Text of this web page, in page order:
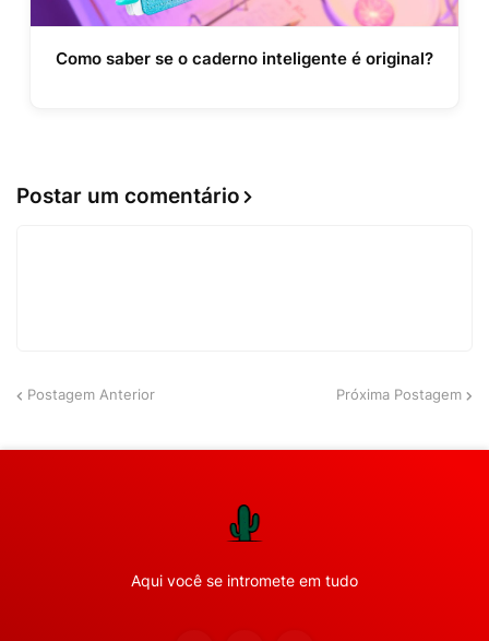
Como saber se o caderno inteligente é original?
Postar um comentário
Postagem Anterior Próxima Postagem
Aqui você se intromete em tudo